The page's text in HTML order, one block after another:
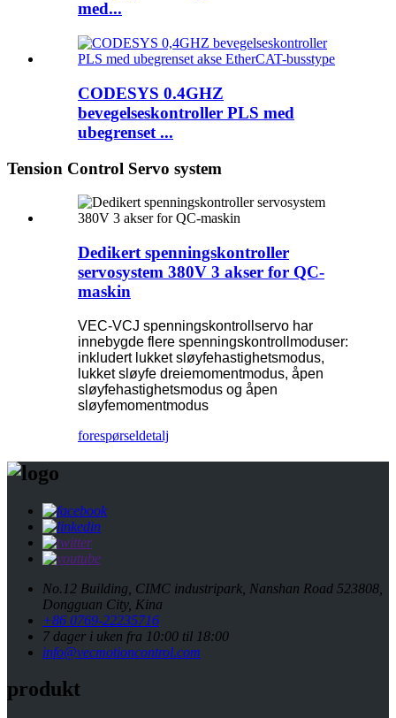
med...
CODESYS 0.4GHZ
bevegelseskontroller PLS med
ubegrenset ...
Tension Control Servo system
Dedikert spenningskontroller
servosystem 380V 3 akser for QC-
maskin
VEC-VCJ spenningskontrollservo har
innebygde flere spenningskontrollmoduser:
inkludert lukket sløyfehastighetsmodus,
lukket sløyfe dreiemomentmodus, åpen
sløyfehastighetsmodus og åpen
sløyfemomentmodus
forespørseldetalj
No.12 Building, CIMC industripark, Nanshan Road 523808,
Dongguan City, Kina
+86 0769-22235716
7 dager i uken fra 10:00 til 18:00
info@vecmotioncontrol.com
produkt